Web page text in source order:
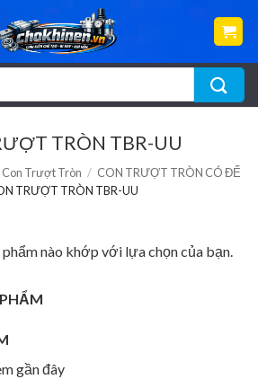
TRÒN TBR-UU
Con Trượt Tròn / CON TRƯỢT TRÒN CÓ ĐẾ
TRƯỢT TRÒN TBR-UU
nào khớp với lựa chọn của bạn.
gần đây